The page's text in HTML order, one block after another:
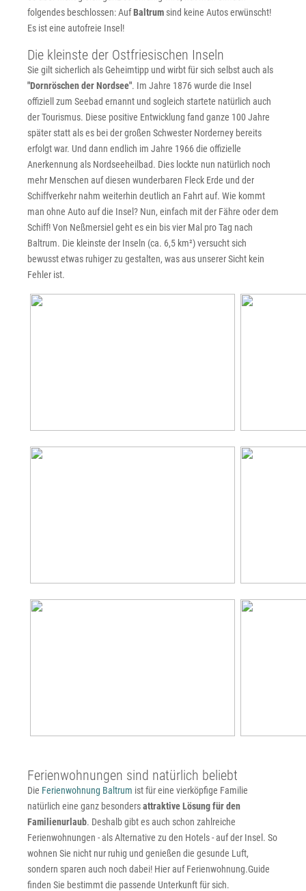
folgendes beschlossen: AufBaltrum sind keine Autos erwünscht!
Es ist eine autofreie Insel!
Die kleinste der Ostfriesischen Inseln
Sie gilt sicherlich als Geheimtipp und wirbt für sich selbst auch als
"Dornröschen der Nordsee". Im Jahre 1876 wurde die Insel
offiziell zum Seebad ernannt und sogleich startete natürlich auch
der Tourismus. Diese positive Entwicklung fand ganze 100 Jahre
später statt als es bei der großen Schwester Norderney bereits
erfolgt war. Und dann endlich im Jahre 1966 die offizielle
Anerkennung als Nordseeheilbad. Dies lockte nun natürlich noch
mehr Menschen auf diesen wunderbaren Fleck Erde und der
Schiffverkehr nahm weiterhin deutlich an Fahrt auf. Wie kommt
man ohne Auto auf die Insel? Nun, einfach mit der Fähre oder dem
Schiff! Von Neßmersiel geht es ein bis vier Mal pro Tag nach
Baltrum. Die kleinste der Inseln (ca. 6,5 km²) versucht sich
bewusst etwas ruhiger zu gestalten, was aus unserer Sicht kein
Fehler ist.
Ferienwohnungen sind natürlich beliebt
Die Ferienwohnung Baltrum ist für eine vierköpfige Familie
natürlich eine ganz besondersattraktive Lösung für den
Familienurlaub. Deshalb gibt es auch schon zahlreiche
Ferienwohnungen - als Alternative zu den Hotels - auf der Insel. So
wohnen Sie nicht nur ruhig und genießen die gesunde Luft,
sondern sparen auch noch dabei! Hier auf Ferienwohnung.Guide
finden Sie bestimmt die passende Unterkunft für sich.